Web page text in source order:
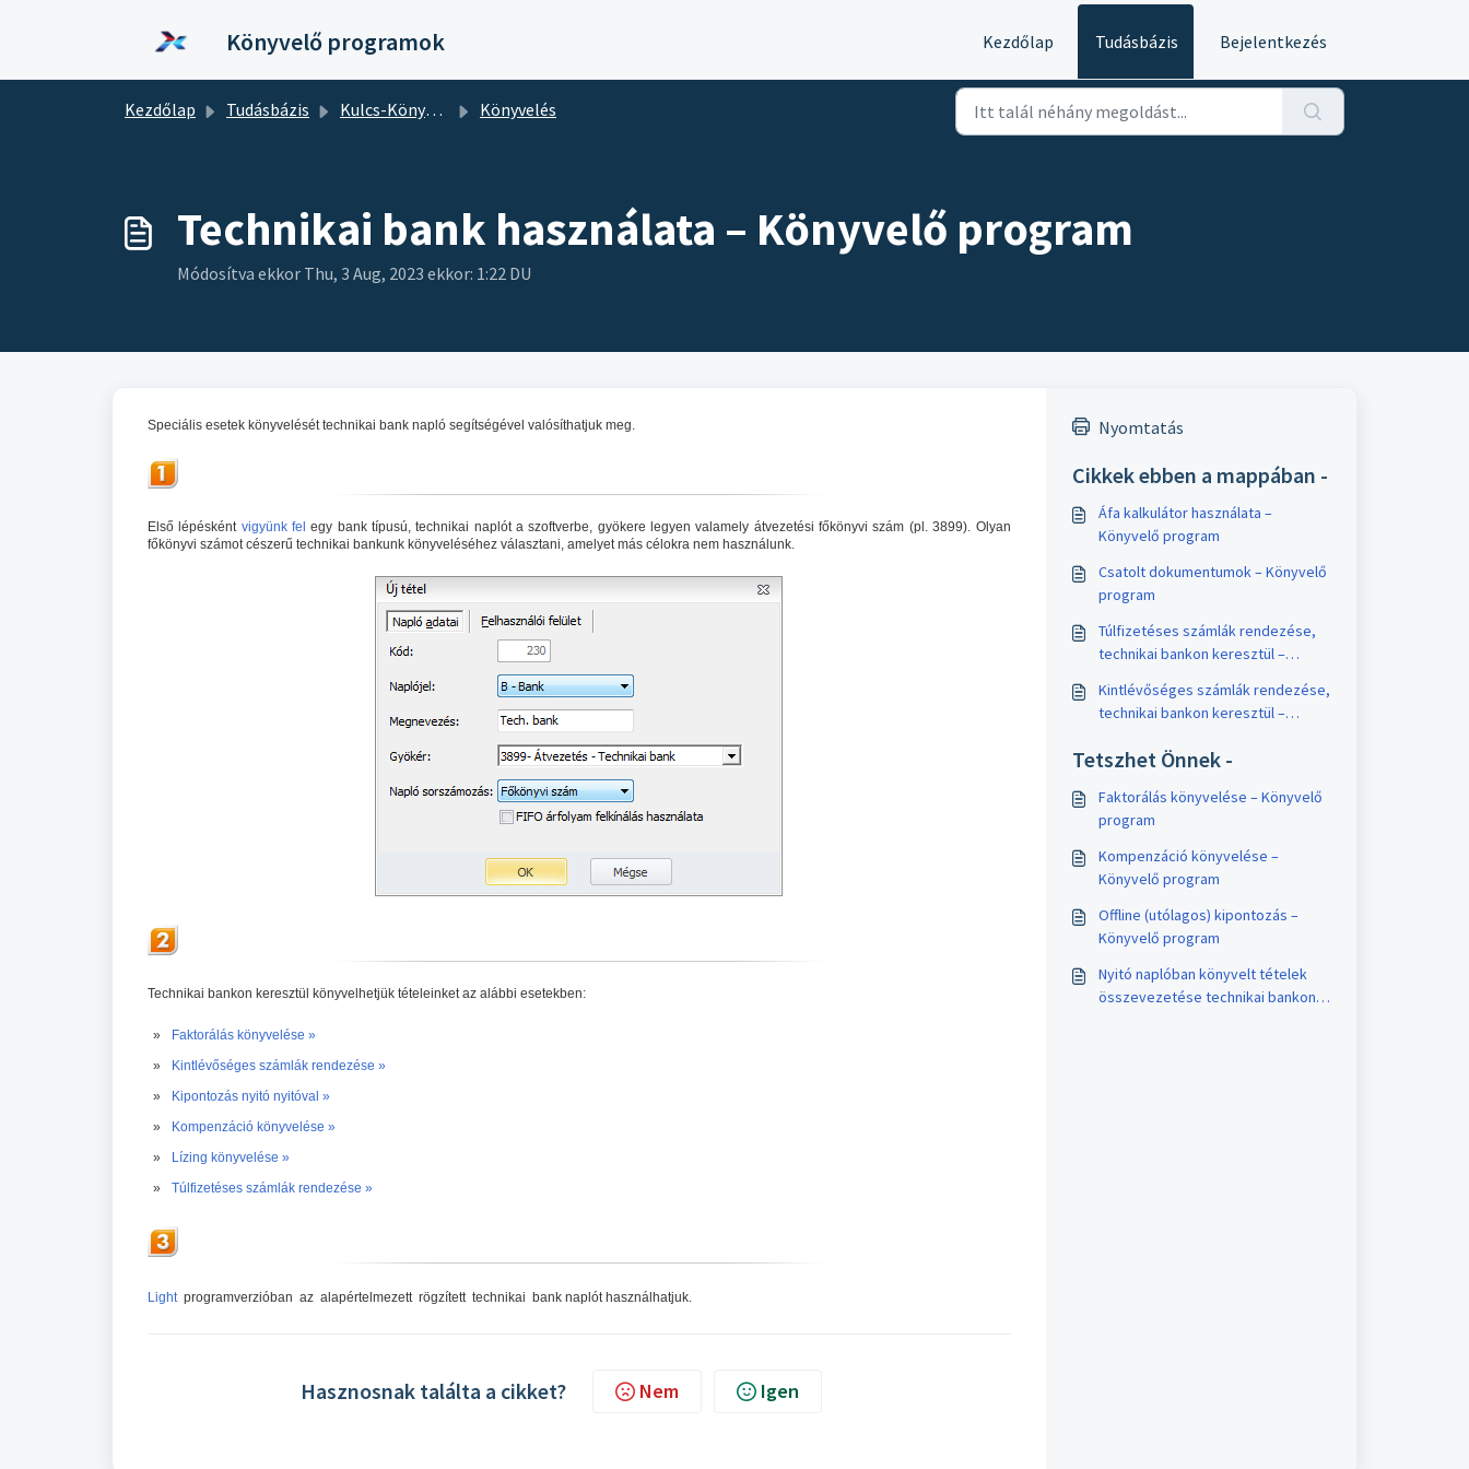
Könyvelő programok Kezdőlap Tudásbázis Bejelentkezés
Kezdőlap Tudásbázis Kulcs-Könyvelés Könyvelés
Technikai bank használata – Könyvelő program
Módosítva ekkor Thu, 3 Aug, 2023 ekkor: 1:22 DU
Speciális esetek könyvelését technikai bank napló segítségével valósíthatjuk meg.
Első lépésként vigyünk fel egy bank típusú, technikai naplót a szoftverbe, gyökere legyen valamely átvezetési főkönyvi szám (pl. 3899). Olyan
főkönyvi számot cészerű technikai bankunk könyveléséhez választani, amelyet más célokra nem használunk.
Technikai bankon keresztül könyvelhetjük tételeinket az alábbi esetekben:
»
Faktorálás könyvelése »
»
Kintlévőséges számlák rendezése »
»
Kipontozás nyitó nyitóval »
»
Kompenzáció könyvelése »
»
Lízing könyvelése »
»
Túlfizetéses számlák rendezése »
Lightprogramverzióban az alapértelmezett rögzített technikai bank naplót használhatjuk.
Hasznosnak találta a cikket? Nem Igen
Nyomtatás
Cikkek ebben a mappában -
Áfa kalkulátor használata –
Könyvelő program
Csatolt dokumentumok – Könyvelő
program
Túlfizetéses számlák rendezése,
technikai bankon keresztül –
Kintlévőséges számlák rendezése,
technikai bankon keresztül –
Tetszhet Önnek -
Faktorálás könyvelése – Könyvelő
program
Kompenzáció könyvelése –
Könyvelő program
Offline (utólagos) kipontozás –
Könyvelő program
Nyitó naplóban könyvelt tételek
összevezetése technikai bankon